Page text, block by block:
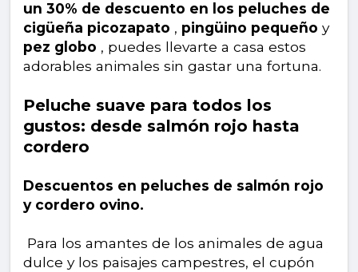
un 30% de descuento en los peluches de
cigüeña picozapato , pingüino pequeño y
pez globo , puedes llevarte a casa estos
adorables animales sin gastar una fortuna.
Peluche suave para todos los
gustos: desde salmón rojo hasta
cordero
Descuentos en peluches de salmón rojo
y cordero ovino.
Para los amantes de los animales de agua
dulce y los paisajes campestres, el cupón